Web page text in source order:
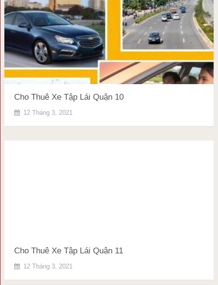
Cho Thuê Xe Tập Lái Quận 10
12 Tháng 3, 2021
Cho Thuê Xe Tập Lái Quận 11
12 Tháng 3, 2021